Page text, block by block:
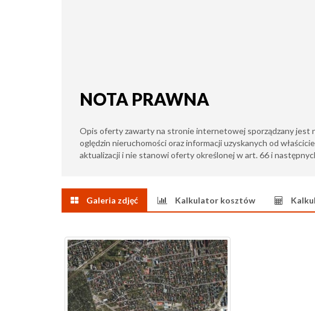
NOTA PRAWNA
Opis oferty zawarty na stronie internetowej sporządzany jest
oględzin nieruchomości oraz informacji uzyskanych od
aktualizacji i nie stanowi oferty określonej w art. 66 i
Galeria zdjęć Kalkulator kosztów